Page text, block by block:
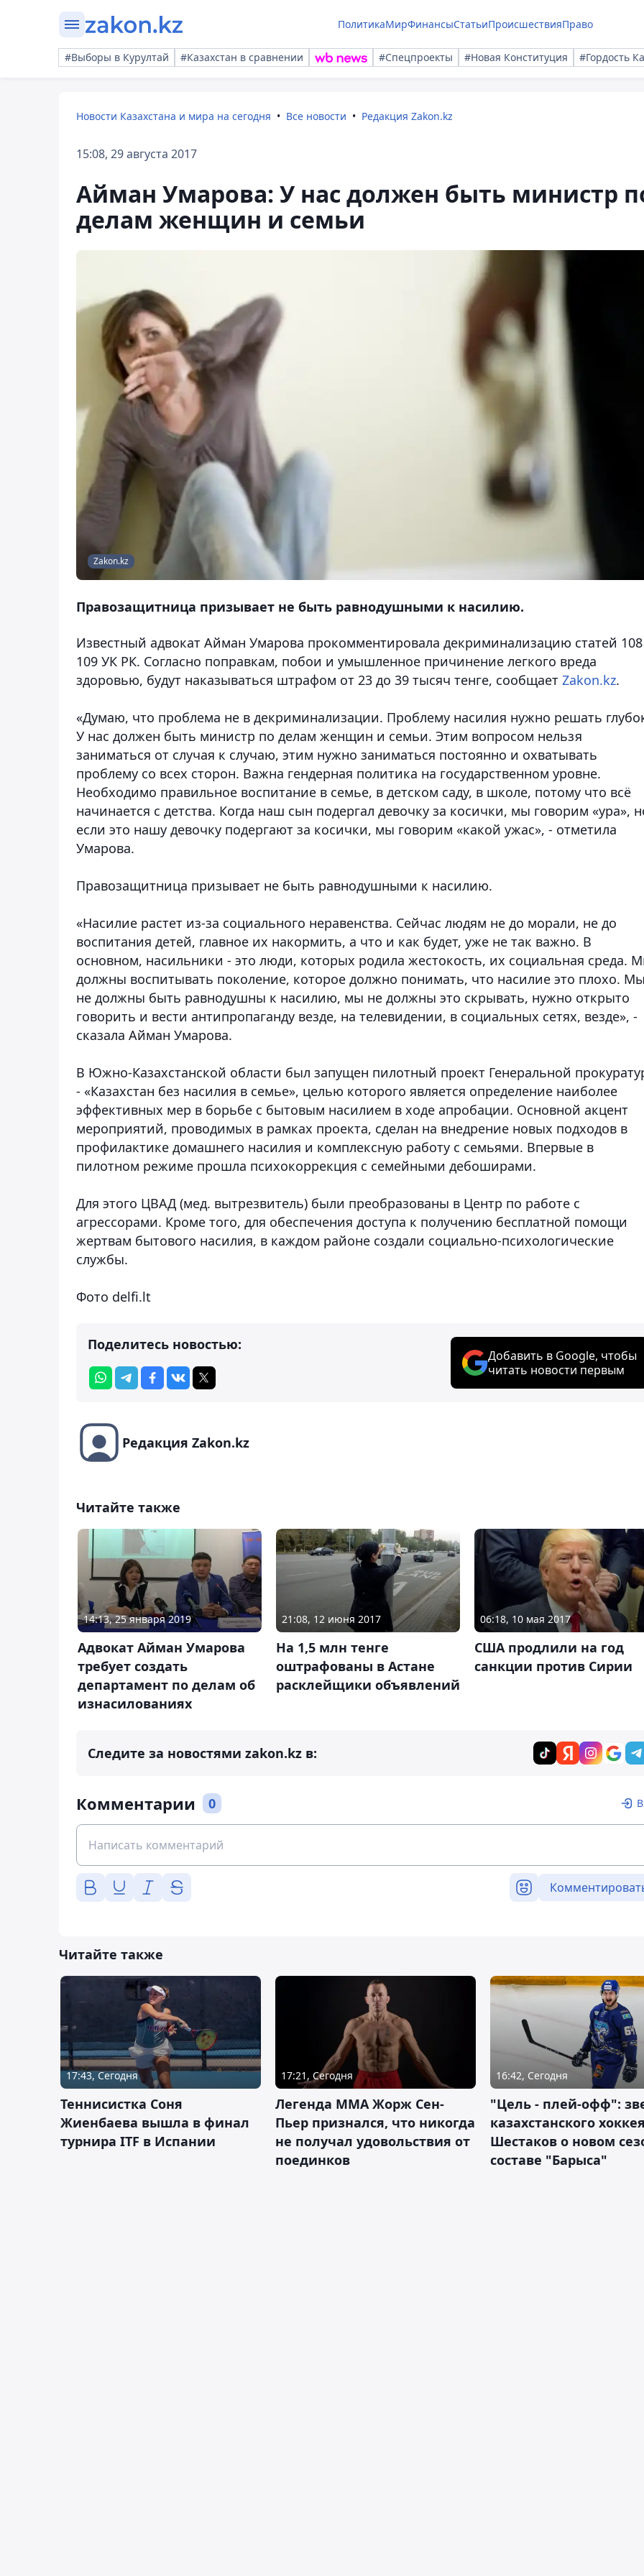
ПолитикаМирФинансыСтатьиПроисшествияПраво
#Выборы в Курултай #Казахстан в сравнении #Спецпроекты #Новая Конституция #Гордость
Новости Казахстана и мира на сегодня Все новости Редакция Zakon.kz
15:08, 29 августа 2017
Айман Умарова: У нас должен быть министр
делам женщин и семьи
Zakon.kz
Правозащитница призывает не быть равнодушными к насилию.
Известный адвокат Айман Умарова прокомментировала декриминализацию статей
109 УК РК. Согласно поправкам, побои и умышленное причинение легкого вреда
здоровью, будут наказываться штрафом от 23 до 39 тысяч тенге, сообщает Zakon.kz.
«Думаю, что проблема не в декриминализации. Проблему насилия нужно решать
У нас должен быть министр по делам женщин и семьи. Этим вопросом нельзя
заниматься от случая к случаю, этим нужно заниматься постоянно и охватывать
проблему со всех сторон. Важна гендерная политика на государственном уровне.
Необходимо правильное воспитание в семье, в детском саду, в школе, потому что всё
начинается с детства. Когда наш сын подергал девочку за косички, мы говорим «ура»,
если это нашу девочку подергают за косички, мы говорим «какой ужас», - отметила
Умарова.
Правозащитница призывает не быть равнодушными к насилию.
«Насилие растет из-за социального неравенства. Сейчас людям не до морали, не до
воспитания детей, главное их накормить, а что и как будет, уже не так важно. В
основном, насильники - это люди, которых родила жестокость, их социальная среда.
должны воспитывать поколение, которое должно понимать, что насилие это плохо.
не должны быть равнодушны к насилию, мы не должны это скрывать, нужно открыто
говорить и вести антипропаганду везде, на телевидении, в социальных сетях, везде», -
сказала Айман Умарова.
В Южно-Казахстанской области был запущен пилотный проект Генеральной
- «Казахстан без насилия в семье», целью которого является определение наиболее
эффективных мер в борьбе с бытовым насилием в ходе апробации. Основной акцент
мероприятий, проводимых в рамках проекта, сделан на внедрение новых подходов в
профилактике домашнего насилия и комплексную работу с семьями. Впервые в
пилотном режиме прошла психокоррекция с семейными дебоширами.
Для этого ЦВАД (мед. вытрезвитель) были преобразованы в Центр по работе с
агрессорами. Кроме того, для обеспечения доступа к получению бесплатной помощи
жертвам бытового насилия, в каждом районе создали социально-психологические
службы.
Фото delfi.lt
Поделитесь новостью:
Добавить в Google, чтобы
читать новости первым
Редакция Zakon.kz
Читайте также
14:13, 25 января 2019
Адвокат Айман Умарова
требует создать
департамент по делам об
изнасилованиях
21:08, 12 июня 2017
На 1,5 млн тенге
оштрафованы в Астане
расклейщики объявлений
06:18, 10 мая 2017
США продлили на год
санкции против Сирии
Следите за новостями zakon.kz в:
Комментарии 0
Читайте также
17:43, Сегодня
Теннисистка Соня
Жиенбаева вышла в финал
турнира ITF в Испании
17:21, Сегодня
Легенда ММА Жорж Сен-
Пьер признался, что никогда
не получал удовольствия от
поединков
16:42, Сегодня
"Цель - плей-офф":
казахстанского
Шестаков о новом
составе "Барыса"